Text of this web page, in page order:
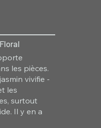
les pièces.
vivifie -
les
surtout
Il y en a